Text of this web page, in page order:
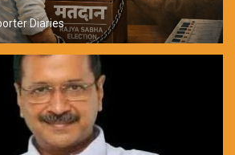
Diaries